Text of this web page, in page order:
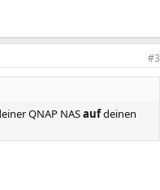
#3
QNAP NASaufdeinen